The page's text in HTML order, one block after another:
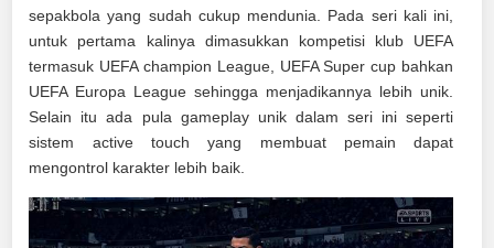
sepakbola yang sudah cukup mendunia. Pada seri kali ini,
untuk pertama kalinya dimasukkan kompetisi klub UEFA
termasuk UEFA champion League, UEFA Super cup bahkan
UEFA Europa League sehingga menjadikannya lebih unik.
Selain itu ada pula gameplay unik dalam seri ini seperti
sistem active touch yang membuat pemain dapat
mengontrol karakter lebih baik.